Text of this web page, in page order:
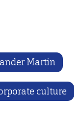
Martin
culture